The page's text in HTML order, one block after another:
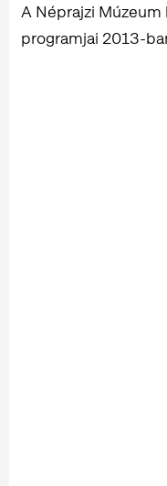
A Néprajzi Múzeum
programjai 2013-